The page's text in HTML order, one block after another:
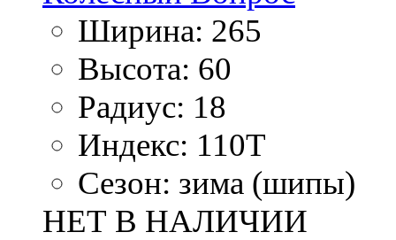
Ширина: 265
Высота: 60
Радиус: 18
Индекс: 110T
Сезон: зима (шипы)
НЕТ В НАЛИЧИИ